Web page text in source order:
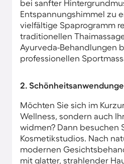
bei sanfter
Entspannungshimmel zu
vielfältige Spaprogramm
traditionellen
Ayurveda-Behandlungen
professionellen
2.
Möchten Sie sich im
Wellness, sondern auch
widmen? Dann besuchen
Kosmetikstudios. Nach
modernen
mit glatter, strahlender